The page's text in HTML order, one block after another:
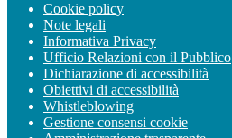
Cookie policy
Note legali
Informativa Privacy
Ufficio Relazioni con il Pubblico
Dichiarazione di accessibilità
Obiettivi di accessibilità
Whistleblowing
Gestione consensi cookie